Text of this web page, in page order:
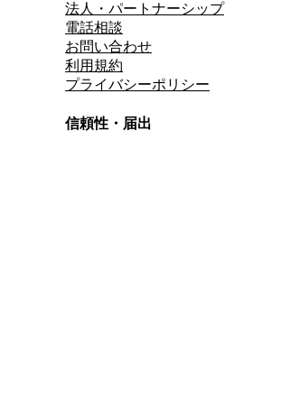
法人・パートナーシップ
電話相談
お問い合わせ
利用規約
プライバシーポリシー
信頼性・届出